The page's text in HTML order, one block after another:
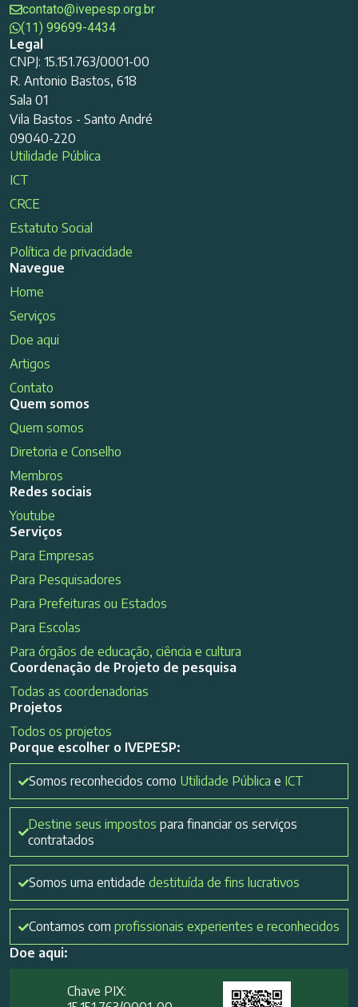
contato@ivepesp.org.br
(11) 99699-4434
Legal
CNPJ: 15.151.763/0001-00
R. Antonio Bastos, 618
Sala 01
Vila Bastos - Santo André
09040-220
Utilidade Pública
ICT
CRCE
Estatuto Social
Política de privacidade
Navegue
Home
Serviços
Doe aqui
Artigos
Contato
Quem somos
Quem somos
Diretoria e Conselho
Membros
Redes sociais
Youtube
Serviços
Para Empresas
Para Pesquisadores
Para Prefeituras ou Estados
Para Escolas
Para órgãos de educação, ciência e cultura
Coordenação de Projeto de pesquisa
Todas as coordenadorias
Projetos
Todos os projetos
Porque escolher o IVEPESP:
Somos reconhecidos como Utilidade Pública e ICT
Destine seus impostos para financiar os serviços
contratados
Somos uma entidade destituída de fins lucrativos
Contamos com profissionais experientes e reconhecidos
Doe aqui:
Chave PIX: